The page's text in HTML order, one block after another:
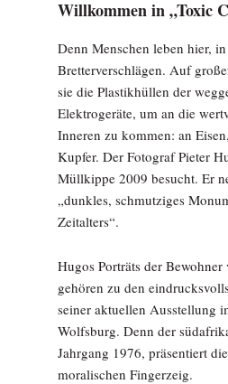
Willkommen in „Toxic
Denn Menschen leben hier,
Bretterverschlägen. Auf
sie die Plastikhüllen der
Elektrogeräte, um an die
Inneren zu kommen: an
Kupfer. Der Fotograf Pieter
Müllkippe 2009 besucht. Er
„dunkles, schmutziges
Zeitalters“.
Hugos Porträts der
gehören zu den
seiner aktuellen Ausstellung
Wolfsburg. Denn der
Jahrgang 1976, präsentiert
moralischen Fingerzeig.